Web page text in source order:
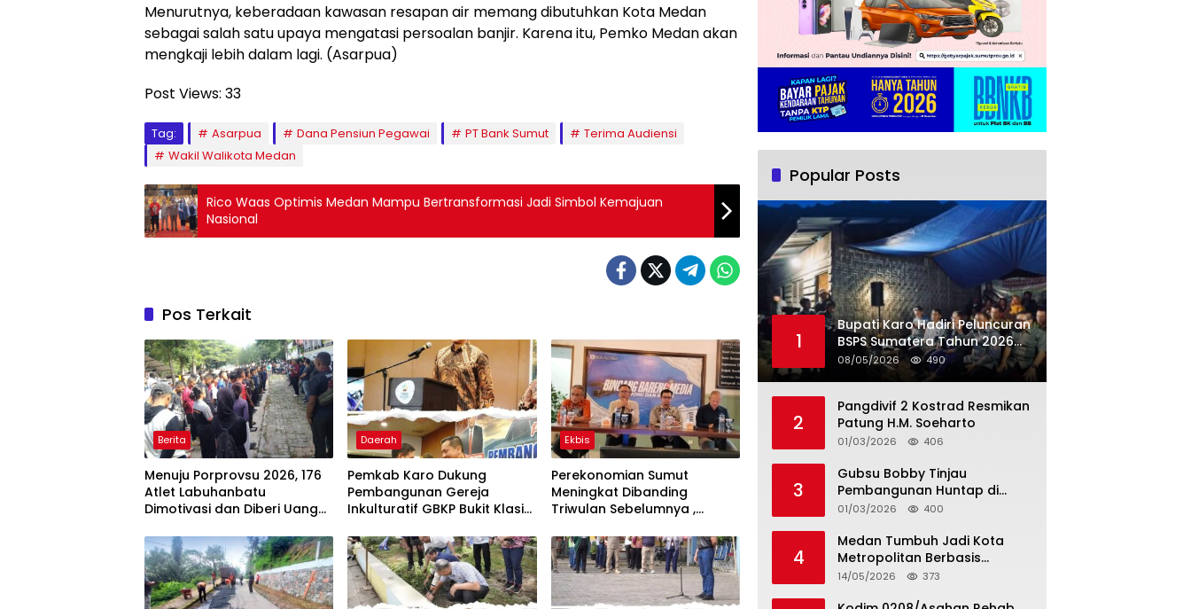
Menurutnya, keberadaan kawasan resapan air memang dibutuhkan Kota Medan
sebagai salah satu upaya mengatasi persoalan banjir. Karena itu, Pemko Medan akan
mengkaji lebih dalam lagi. (Asarpua)
Post Views: 33
Tag: Asarpua Dana Pensiun Pegawai PT Bank Sumut
Terima Audiensi
Wakil Walikota Medan
Rico Waas Optimis Medan Mampu Bertransformasi Jadi Simbol Kemajuan
Nasional
Pos Terkait
Berita
Menuju Porprovsu 2026, 176
Atlet Labuhanbatu
Dimotivasi dan Diberi Uang
Daerah
Pemkab Karo Dukung
Pembangunan Gereja
Inkulturatif GBKP Bukit Klasis
Ekbis
Perekonomian Sumut
Meningkat Dibanding
Triwulan Sebelumnya ,
Popular Posts
1
Bupati Karo Hadiri Peluncuran
BSPS Sumatera Tahun 2026
Secarra Daring
08/05/2026 490
2
Pangdivif 2 Kostrad Resmikan
Patung H.M. Soeharto
01/03/2026 406
3
Gubsu Bobby Tinjau
Pembangunan Huntap di
Tapteng
01/03/2026 400
4
Medan Tumbuh Jadi Kota
Metropolitan Berbasis
Teknologi
14/05/2026 373